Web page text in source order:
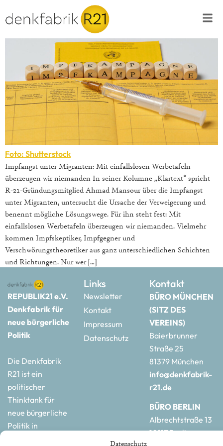
Datenschutz
Foto: Shutterstock
Impfangst unter Migranten: Mit einfallslosen Werbetafeln
überzeugen wir niemanden In seiner Kolumne „Klartext“ spricht
R-21-Gründungsmitglied Ahmad Mansour über die Impfangst
unter Migranten, untersucht die Ursache der Verweigerung und
benennt mögliche Lösungswege. Für ihn steht fest: Mit
einfallslosen Werbetafeln überzeugen wir niemanden. Vielmehr
kommen Impfskeptiker, Impfgegner und
Verschwörungstheoretiker aus ganz unterschiedlichen Schichten
und Richtungen. Nur wer […]
REPUBLIK21 e.V.
Denkfabrik für
neue bürgerliche
Politik
Die Denkfabrik
R21 ist ein
politischer
Thinktank für
neue bürgerliche
Politik in
Links
Newsletter
Kontakt
Impressum
Datenschutz
Kontakt
BÜRO MÜNCHEN
(SITZ DES
VEREINS)
Baierbrunner
Straße 25
81379 München
info@denkfabrik-
r21.de
BÜRO BERLIN
Albrechtstraße 13
10117 Berlin